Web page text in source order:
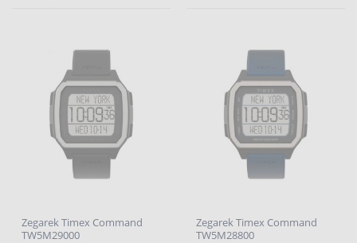
Zegarek Timex Command
TW5M29000
Zegarek Timex Command
TW5M28800